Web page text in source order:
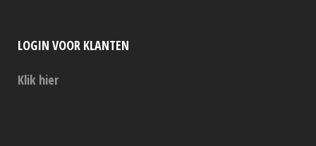
LOGIN VOOR KLANTEN
Klik hier